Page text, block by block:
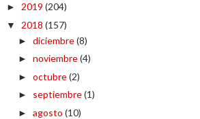
► 2019 (204)
▼ 2018 (157)
► diciembre(8)
► noviembre(4)
► octubre(2)
► septiembre(1)
► agosto (10)